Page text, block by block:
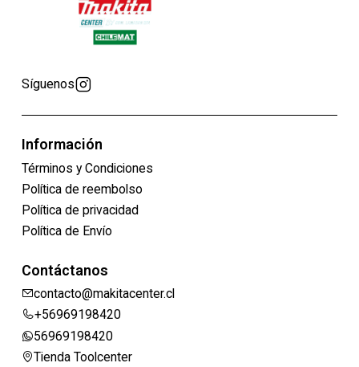
Síguenos
Información
Términos y Condiciones
Política de reembolso
Política de privacidad
Política de Envío
Contáctanos
contacto@makitacenter.cl
+56969198420
56969198420
Tienda Toolcenter